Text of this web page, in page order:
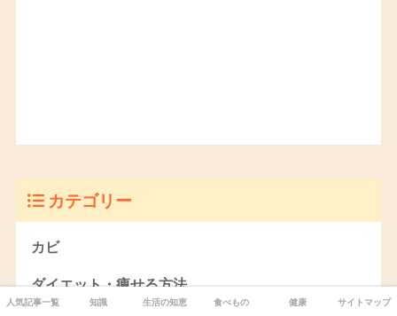
カテゴリー
カビ
ダイエット・痩せる方法
人気記事一覧 知識 生活の知恵 食べもの 健康 サイトマップ